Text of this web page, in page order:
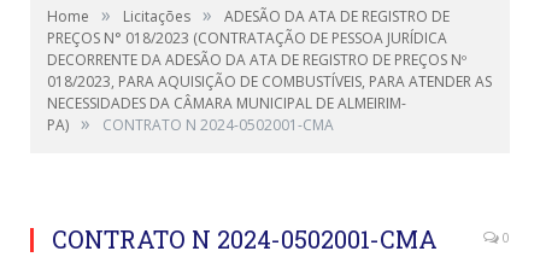
Home » Licitações »
ADESÃO DA ATA DE REGISTRO DE
PREÇOS N° 018/2023 (CONTRATAÇÃO DE PESSOA JURÍDICA
DECORRENTE DA ADESÃO DA ATA DE REGISTRO DE PREÇOS Nº
018/2023, PARA AQUISIÇÃO DE COMBUSTÍVEIS, PARA ATENDER AS
NECESSIDADES DA CÂMARA MUNICIPAL DE ALMEIRIM-
PA) » CONTRATO N 2024-0502001-CMA
CONTRATO N 2024-0502001-CMA 0